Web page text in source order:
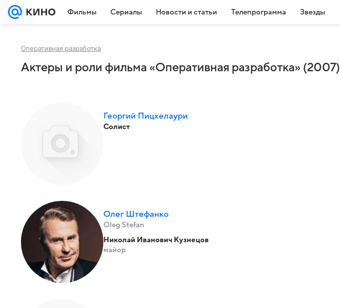
Фильмы Сериалы Новости и статьи Телепрограмма Звезды
Оперативная разработка
Актеры и роли фильма «Оперативная разработка» (2007)
Георгий Пицхелаури
Солист
Олег Штефанко
Oleg Stefan
Николай Иванович Кузнецов
майор